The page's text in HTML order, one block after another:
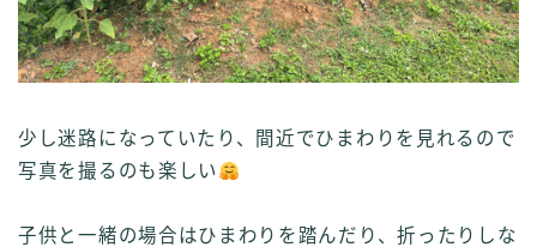
少し迷路になっていたり、間近でひまわりを見れるので
写真を撮るのも楽しい
子供と一緒の場合はひまわりを踏んだり、折ったりしな